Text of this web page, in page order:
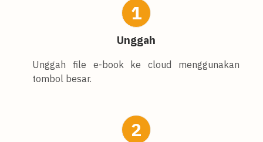
1
Unggah
Unggah file e-book ke cloud menggunakan
tombol besar.
2